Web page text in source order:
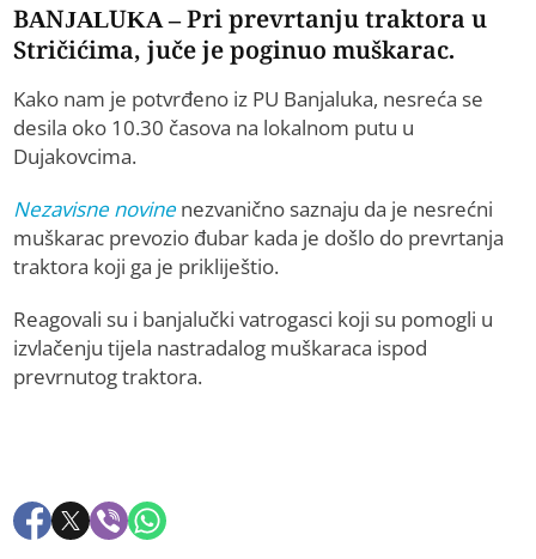
BANJALUKA – Pri prevrtanju traktora u
Stričićima, juče je poginuo muškarac.
Kako nam je potvrđeno iz PU Banjaluka, nesreća se
desila oko 10.30 časova na lokalnom putu u
Dujakovcima.
Nezavisne novinenezvanično saznaju da je nesrećni
muškarac prevozio đubar kada je došlo do prevrtanja
traktora koji ga je prikliještio.
Reagovali su i banjalučki vatrogasci koji su pomogli u
izvlačenju tijela nastradalog muškaraca ispod
prevrnutog traktora.